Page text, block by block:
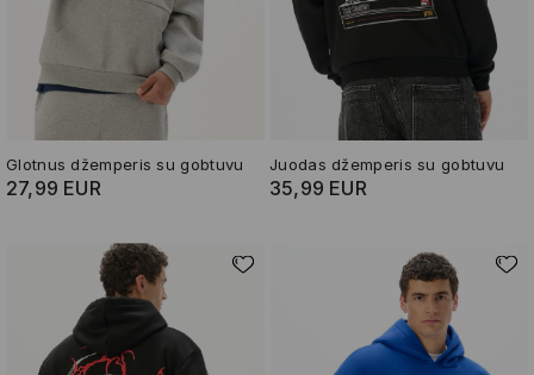
Glotnus džemperis su gobtuvu
27,99 EUR
Juodas džemperis su gobtuvu
35,99 EUR